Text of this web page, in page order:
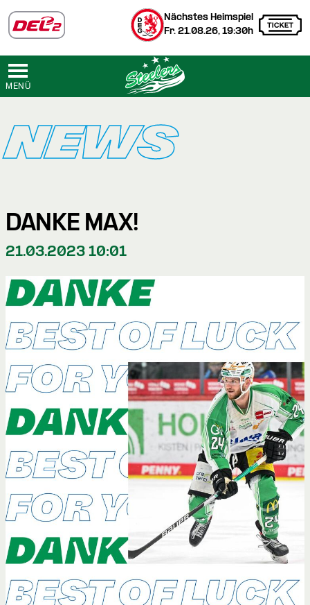
Nächstes Heimspiel
Fr. 21.08.26, 19:30h
MENÜ
NEWS
DANKE MAX!
21.03.2023 10:01